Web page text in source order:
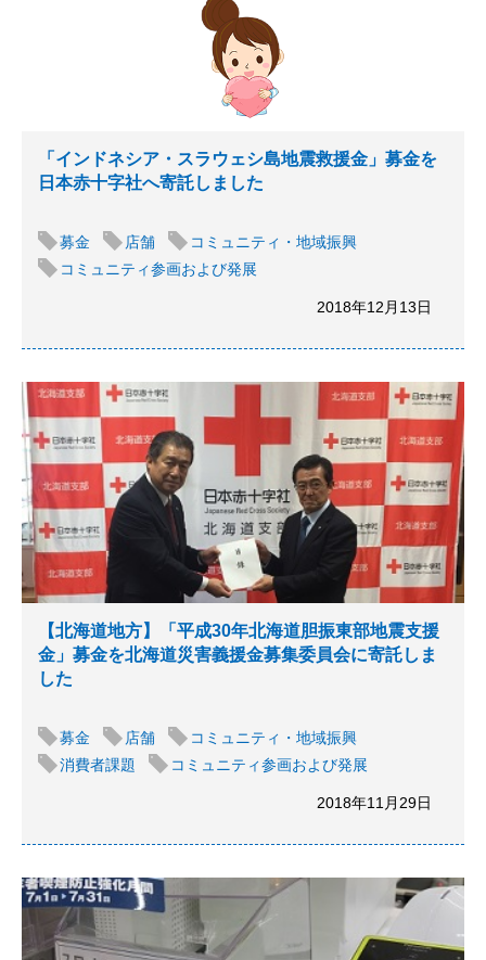
「インドネシア・スラウェシ島地震救援金」募金を
日本赤十字社へ寄託しました
募金 店舗
コミュニティ・地域振興
コミュニティ参画および発展
2018年12月13日
【北海道地方】「平成30年北海道胆振東部地震支援
金」募金を北海道災害義援⾦募集委員会に寄託しま
した
募金 店舗
コミュニティ・地域振興
消費者課題
コミュニティ参画および発展
2018年11月29日